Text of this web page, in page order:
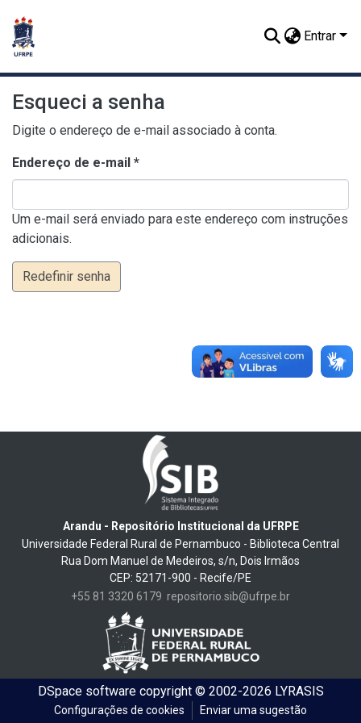
Entrar
Esqueci a senha
Digite o endereço de e-mail associado à conta.
Endereço de e-mail *
Um e-mail será enviado para este endereço com instruções
adicionais.
Redefinir senha
Arandu - Repositório Institucional da UFRPE
Universidade Federal Rural de Pernambuco - Biblioteca Central
Rua Dom Manuel de Medeiros, s/n, Dois Irmãos
CEP: 52171-900 - Recife/PE
+55 81 3320 6179 repositorio.sib@ufrpe.br
DSpace softwarecopyright © 2002-2026 LYRASIS
Configurações de cookies Enviar uma sugestão